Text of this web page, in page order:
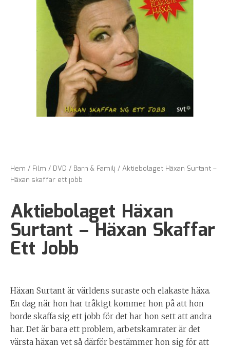
Hem / Film / DVD / Barn & Familj / Aktiebolaget Häxan Surtant –
Häxan skaffar ett jobb
Aktiebolaget Häxan
Surtant – Häxan Skaffar
Ett Jobb
Häxan Surtant är världens suraste och elakaste häxa.
En dag när hon har tråkigt kommer hon på att hon
borde skaffa sig ett jobb för det har hon sett att andra
har. Det är bara ett problem, arbetskamrater är det
värsta häxan vet så därför bestämmer hon sig för att